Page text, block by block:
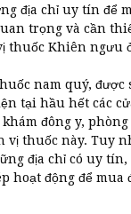
địa chỉ uy tín để
trọng và cần
thuốc Khiên ngưu
nam quý, được
tại hầu hết các
đông y,
vị thuốc này. Tuy
địa chỉ có uy tín,
hoạt động để mua